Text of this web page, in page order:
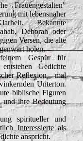
Frauengestalten"
mit lebensnaher
Bekannte
Deborah oder
Versen, die alte
holen.
Gespür für
Gedichte
Reflexion – mal
Unterton.
biblische Figuren
und ihre Bedeutung
spiritueller und
Interessierte als
anspricht.